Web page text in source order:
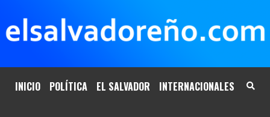
contenido
INICIO POLÍTICA EL SALVADOR INTERNACIONALES